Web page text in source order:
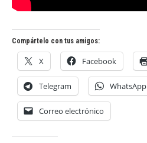
Compártelo con tus amigos:
X Facebook
Telegram WhatsApp
Correo electrónico